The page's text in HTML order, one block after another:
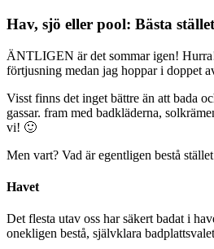
Hav, sjö eller pool: Bästa
ÄNTLIGEN är det sommar igen!
förtjusning medan jag hoppar i doppet
Visst finns det inget bättre än att bada
gassar. fram med badkläderna,
vi! 🙂
Men vart? Vad är egentligen bestå
Havet
Det flesta utav oss har säkert badat i
onekligen bestå, självklara